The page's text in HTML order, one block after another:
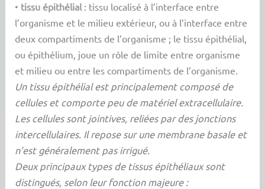
• tissu épithélial: tissu localisé à l’interface entre
l’organisme et le milieu extérieur, ou à l’interface entre
deux compartiments de l’organisme ; le tissu épithélial,
ou épithélium, joue un rôle de limite entre organisme
et milieu ou entre les compartiments de l’organisme.
Un tissu épithélial est principalement composé de
cellules et comporte peu de matériel extracellulaire.
Les cellules sont jointives, reliées par des jonctions
intercellulaires. Il repose sur une membrane basale et
n’est généralement pas irrigué.
Deux principaux types de tissus épithéliaux sont
distingués, selon leur fonction majeure :